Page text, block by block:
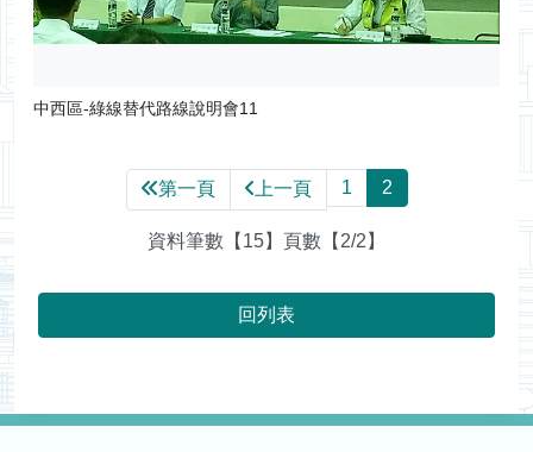
中西區-綠線替代路線說明會11
第一頁 上一頁 1 2
資料筆數【15】頁數【2/2】
回列表